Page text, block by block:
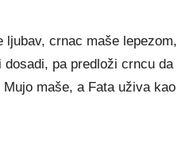
ljubav, crnac maše lepezom,
pa predloži crncu da
maše, a Fata uživa kao